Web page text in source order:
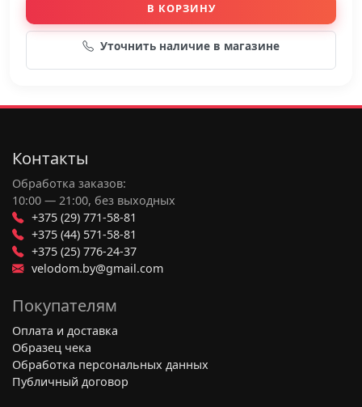
В КОРЗИНУ
Уточнить наличие в магазине
Контакты
Обработка заказов:
10:00 — 21:00, без выходных
+375 (29) 771-58-81
+375 (44) 571-58-81
+375 (25) 776-24-37
velodom.by@gmail.com
Покупателям
Оплата и доставка
Образец чека
Обработка персональных данных
Публичный договор